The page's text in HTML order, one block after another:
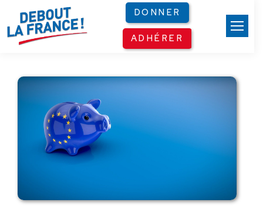
DONNER
ADHÉRER
Panneau de gestion des cookies